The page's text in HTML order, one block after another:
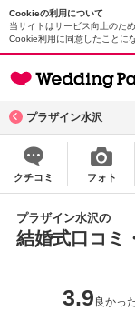
Cookieの利用について
当サイトはサービス向上のた
Cookie利用に同意したことに
プラザイン水沢
クチコミ フォト
プラザイン水沢の
結婚式口コミ
3.9 良かっ